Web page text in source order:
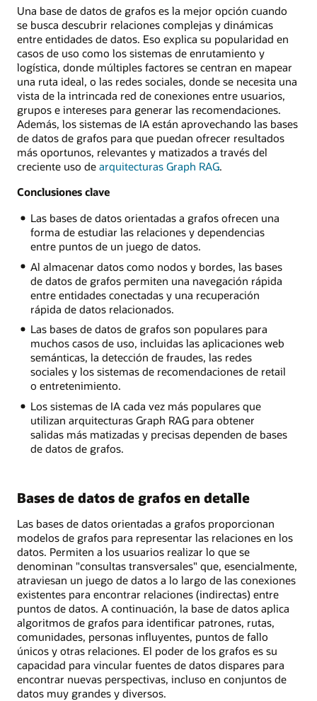
Una base de datos de grafos es la mejor opción cuando
se busca descubrir relaciones complejas y dinámicas
entre entidades de datos. Eso explica su popularidad en
casos de uso como los sistemas de enrutamiento y
logística, donde múltiples factores se centran en mapear
una ruta ideal, o las redes sociales, donde se necesita una
vista de la intrincada red de conexiones entre usuarios,
grupos e intereses para generar las recomendaciones.
Además, los sistemas de IA están aprovechando las bases
de datos de grafos para que puedan ofrecer resultados
más oportunos, relevantes y matizados a través del
creciente uso de arquitecturas Graph RAG.
Conclusiones clave
Las bases de datos orientadas a grafos ofrecen una
forma de estudiar las relaciones y dependencias
entre puntos de un juego de datos.
Al almacenar datos como nodos y bordes, las bases
de datos de grafos permiten una navegación rápida
entre entidades conectadas y una recuperación
rápida de datos relacionados.
Las bases de datos de grafos son populares para
muchos casos de uso, incluidas las aplicaciones web
semánticas, la detección de fraudes, las redes
sociales y los sistemas de recomendaciones de retail
o entretenimiento.
Los sistemas de IA cada vez más populares que
utilizan arquitecturas Graph RAG para obtener
salidas más matizadas y precisas dependen de bases
de datos de grafos.
Bases de datos de grafos en detalle
Las bases de datos orientadas a grafos proporcionan
modelos de grafos para representar las relaciones en los
datos. Permiten a los usuarios realizar lo que se
denominan "consultas transversales" que, esencialmente,
atraviesan un juego de datos a lo largo de las conexiones
existentes para encontrar relaciones (indirectas) entre
puntos de datos. A continuación, la base de datos aplica
algoritmos de grafos para identificar patrones, rutas,
comunidades, personas influyentes, puntos de fallo
únicos y otras relaciones. El poder de los grafos es su
capacidad para vincular fuentes de datos dispares para
encontrar nuevas perspectivas, incluso en conjuntos de
datos muy grandes y diversos.